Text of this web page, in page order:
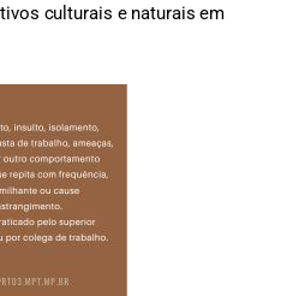
culturais e naturais em